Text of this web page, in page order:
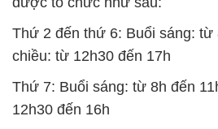
12h30 đến 16h
Chủ nhật: Nghỉ chủ nhật hàng
thủ giờ làm việc để đảm bảo
khách hàng và đảm bảo hiệu